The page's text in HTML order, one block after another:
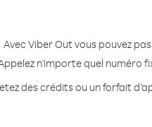
Avec Viber Out vous pouvez
n'importe quel numéro
des crédits ou un forfait